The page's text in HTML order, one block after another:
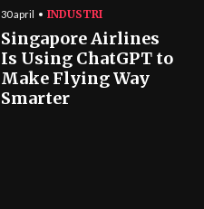
30 april INDUSTRI
Singapore Airlines
Is Using ChatGPT to
Make Flying Way
Smarter